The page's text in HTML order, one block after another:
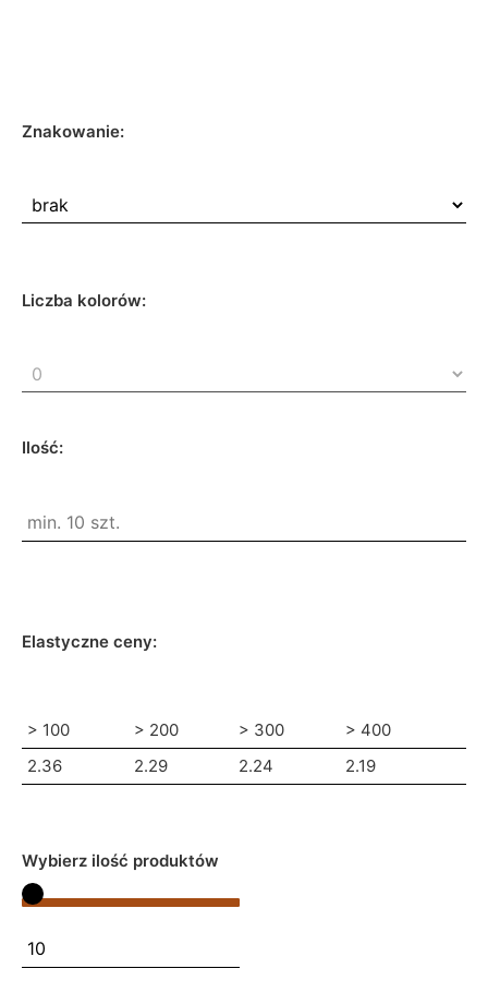
Znakowanie:
Liczba kolorów:
Ilość:
Elastyczne ceny:
> 100 > 200 > 300
> 400
2.36
2.29 2.24 2.19
Wybierz ilość produktów